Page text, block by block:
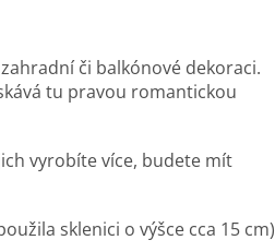
či balkónové dekoraci.
tu pravou romantickou
vyrobíte více, budete mít
sklenici o výšce cca 15 cm)